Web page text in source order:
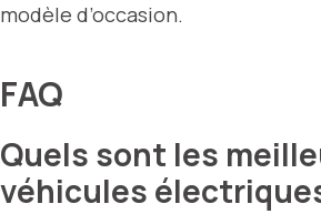
modèle d’occasion.
FAQ
Quels sont les
véhicules